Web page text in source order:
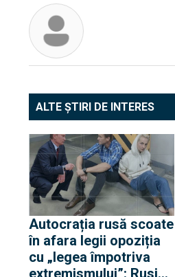
ALTE ȘTIRI DE INTERES
Autocrația rusă scoate
în afara legii opoziția
cu „legea împotriva
extremismului”: Rusia